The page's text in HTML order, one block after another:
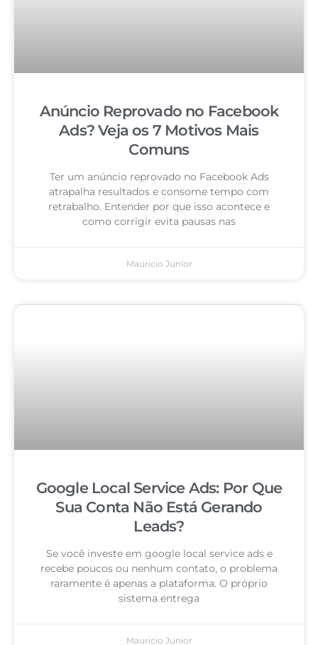
Anúncio Reprovado no Facebook
Ads? Veja os 7 Motivos Mais
Comuns
Ter um anúncio reprovado no Facebook Ads
atrapalha resultados e consome tempo com
retrabalho. Entender por que isso acontece e
como corrigir evita pausas nas
Mauricio Junior
Google Local Service Ads: Por Que
Sua Conta Não Está Gerando
Leads?
Se você investe em google local service ads e
recebe poucos ou nenhum contato, o problema
raramente é apenas a plataforma. O próprio
sistema entrega
Mauricio Junior